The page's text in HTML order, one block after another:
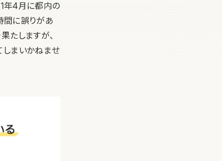
年4月に都内の
間に誤りがあ
たしますが、
しまいかねませ